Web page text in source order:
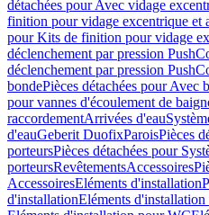
détachées pour Avec vidage
finition pour vidage excentrique et
pour Kits de finition pour vidage
déclenchement par pression
déclenchement par pression
bondePièces détachées pour Avec
pour vannes d'écoulement de
raccordementArrivées d'eau
d'eauGeberit DuofixParoisPièces
porteursPièces détachées pour
porteursRevêtementsAccessoires
AccessoiresEléments d'installation
d'installationEléments